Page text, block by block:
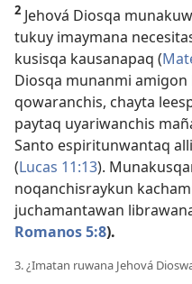
2 Jehová Diosqa
tukuy imaymana
kusisqa kausanapaq (
Diosqa munanmi
qowaranchis, chayta
paytaq uyariwanchis
Santo espiritunwantaq
(Lucas 11:13).
noqanchisraykun
juchamantawan
Romanos 5:8).
3. ¿Imatan ruwana Jehová